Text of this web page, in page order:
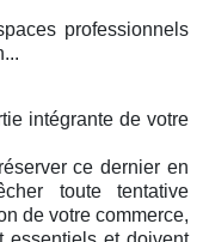
professionnels
intégrante de votre
ce dernier en
toute tentative
de votre commerce,